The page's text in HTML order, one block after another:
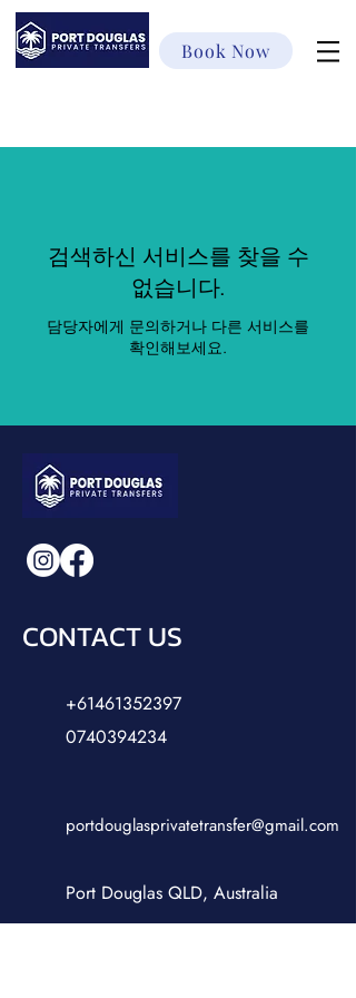
Book Now
검색하신 서비스를 찾을 수
없습니다.
담당자에게 문의하거나 다른 서비스를
확인해보세요.
CONTACT US
+61461352397
0740394234
portdouglasprivatetransfer@gmail.com
Port Douglas QLD, Australia